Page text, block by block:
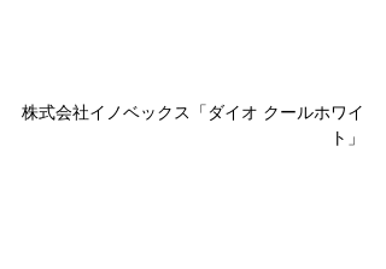
株式会社イノベックス「ダイオ クールホワイ
ト」